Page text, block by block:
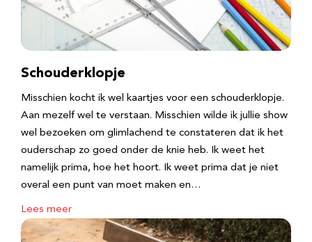
Schouderklopje
Misschien kocht ik wel kaartjes voor een schouderklopje.
Aan mezelf wel te verstaan. Misschien wilde ik jullie show
wel bezoeken om glimlachend te constateren dat ik het
ouderschap zo goed onder de knie heb. Ik weet het
namelijk prima, hoe het hoort. Ik weet prima dat je niet
overal een punt van moet maken en…
Lees meer